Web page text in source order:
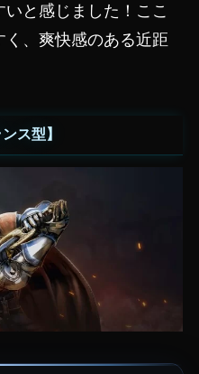
と感じました！ここ
、爽快感のある近距
ス型】